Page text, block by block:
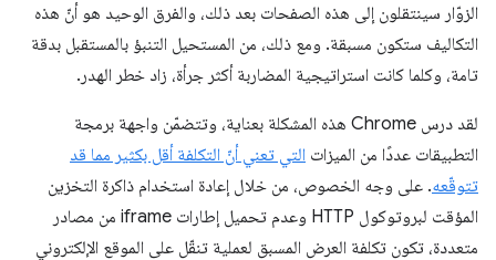
الزوّار سينتقلون إلى هذه الصفحات بعد ذلك، والفرق الوحيد هو أنّ هذه
التكاليف ستكون مسبقة. ومع ذلك، من المستحيل التنبؤ بالمستقبل بدقة
تامة، وكلما كانت استراتيجية المضاربة أكثر جرأة، زاد خطر الهدر.
لقد درس Chrome هذه المشكلة بعناية، وتتضمّن واجهة برمجة
التطبيقات عددًا من الميزات التي تعني أنّ التكلفة أقل بكثير مما قد
تتوقّعه. على وجه الخصوص، من خلال إعادة استخدام ذاكرة التخزين
المؤقت لبروتوكول HTTP وعدم تحميل إطارات iframe من مصادر
متعددة، تكون تكلفة العرض المسبق لعملية تنقّل على الموقع الإلكتروني